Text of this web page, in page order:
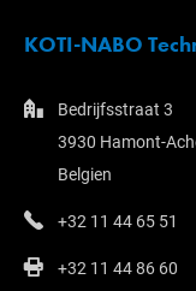
KOTI-NABO
Bedrijfsstraat 3
3930 Hamont-
Belgien
+32 11 44 65 51
+32 11 44 86 60